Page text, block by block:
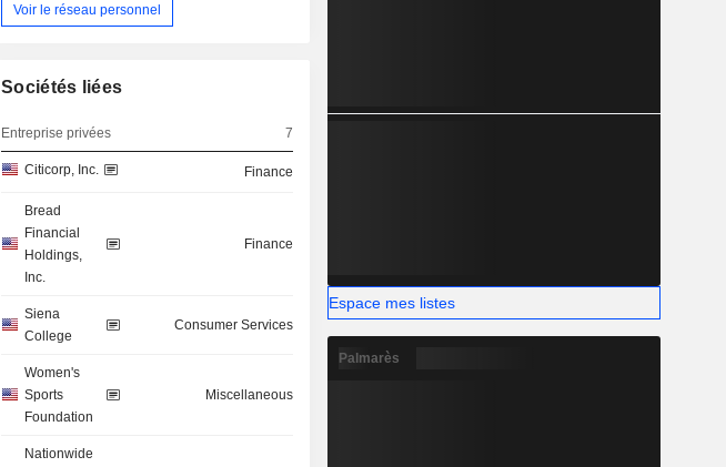
Voir le réseau personnel
Sociétés liées
Entreprise privées 7
Citicorp, Inc. Finance
Bread
Financial
Holdings,
Inc.
Finance
Siena
College
Consumer Services
Women's
Sports
Foundation
Miscellaneous
Nationwide
Espace mes listes
Palmarès